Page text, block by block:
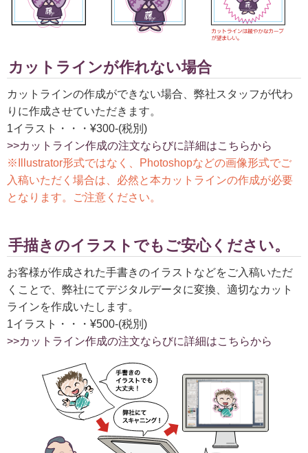
カットラインが作れない場合
カットラインの作成ができない場合、弊社スタッフが代わ
りに作成させていただきます。
1イラスト・・・¥300-(税別)
>>カットライン作成の注文ならびに詳細はこちらから
※Illustrator形式ではなく、Photoshopなどの画像形式でご
入稿いただく場合は、必然と本カットラインの作成が必要
となります。ご注意ください。
手描きのイラストでもご安心ください。
お客様が作成された手書きのイラストなどをご入稿いただ
くことで、弊社にてデジタルデータに変換、適切なカット
ラインを作成いたします。
1イラスト・・・¥500-(税別)
>>カットライン作成の注文ならびに詳細はこちらから